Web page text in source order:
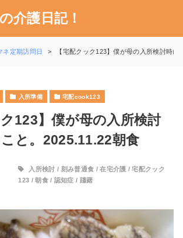
介護日記！
ネ定期訪問日 【宅配クック123】僕が母の入所検討時
入所準備 宅配cook123
ク123】僕が母の入所検討
と。2025.11.22朝食
入所検討 / 刻み普通食 /在宅介護 /宅配クック
123 /朝食/ 認知症 / 躊躇